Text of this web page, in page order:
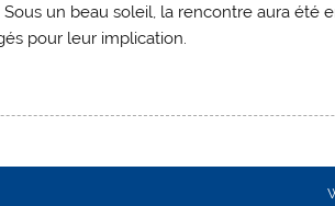
un beau soleil, la rencontre aura été
pour leur implication.